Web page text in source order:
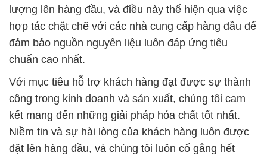
lượng lên hàng đầu, và điều này thể hiện qua việc
hợp tác chặt chẽ với các nhà cung cấp hàng đầu để
đảm bảo nguồn nguyên liệu luôn đáp ứng tiêu
chuẩn cao nhất.
Với mục tiêu hỗ trợ khách hàng đạt được sự thành
công trong kinh doanh và sản xuất, chúng tôi cam
kết mang đến những giải pháp hóa chất tốt nhất.
Niềm tin và sự hài lòng của khách hàng luôn được
đặt lên hàng đầu, và chúng tôi luôn cố gắng hết